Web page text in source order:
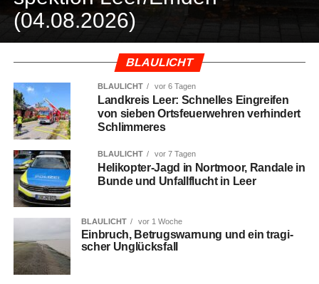
(04.08.2026)
BLAULICHT
BLAULICHT vor 6 Tagen
Land­kreis Leer: Schnel­les Ein­grei­fen
von sie­ben Orts­feu­er­weh­ren ver­hin­dert
Schlimmeres
BLAULICHT vor 7 Tagen
Heli­ko­pter-Jagd in Nort­moor, Ran­da­le in
Bun­de und Unfall­flucht in Leer
BLAULICHT vor 1 Woche
Ein­bruch, Betrugs­war­nung und ein tra­gi­
scher Unglücksfall